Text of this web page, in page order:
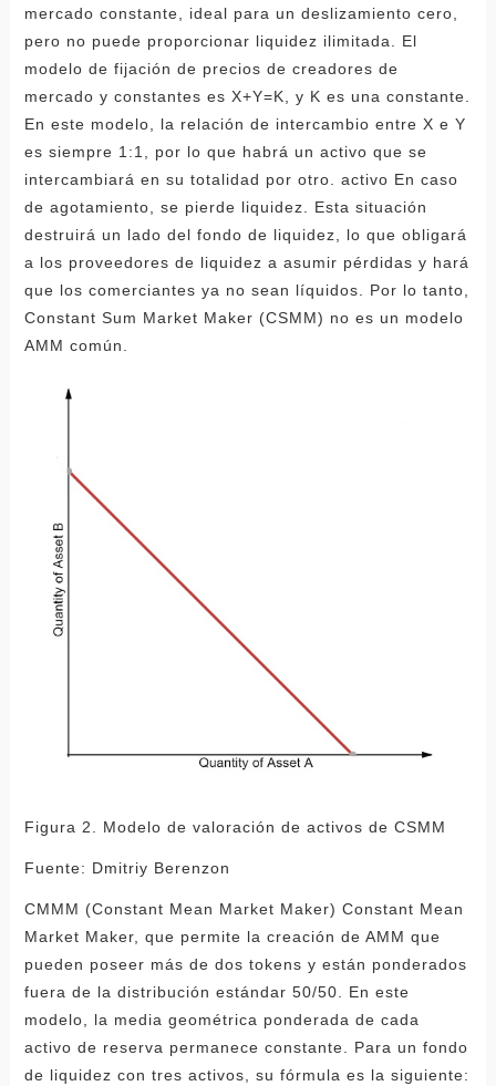
mercado constante, ideal para un deslizamiento cero,
pero no puede proporcionar liquidez ilimitada. El
modelo de fijación de precios de creadores de
mercado y constantes es X+Y=K, y K es una constante.
En este modelo, la relación de intercambio entre X e Y
es siempre 1:1, por lo que habrá un activo que se
intercambiará en su totalidad por otro. activo En caso
de agotamiento, se pierde liquidez. Esta situación
destruirá un lado del fondo de liquidez, lo que obligará
a los proveedores de liquidez a asumir pérdidas y hará
que los comerciantes ya no sean líquidos. Por lo tanto,
Constant Sum Market Maker (CSMM) no es un modelo
AMM común.
Figura 2. Modelo de valoración de activos de CSMM
Fuente: Dmitriy Berenzon
CMMM (Constant Mean Market Maker) Constant Mean
Market Maker, que permite la creación de AMM que
pueden poseer más de dos tokens y están ponderados
fuera de la distribución estándar 50/50. En este
modelo, la media geométrica ponderada de cada
activo de reserva permanece constante. Para un fondo
de liquidez con tres activos, su fórmula es la siguiente: